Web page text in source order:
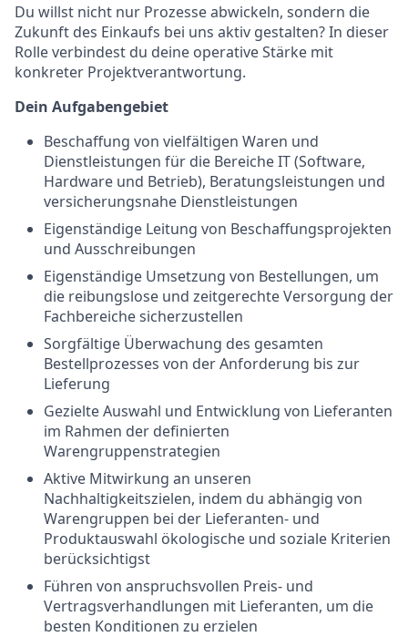
Du willst nicht nur Prozesse abwickeln, sondern die
Zukunft des Einkaufs bei uns aktiv gestalten? In dieser
Rolle verbindest du deine operative Stärke mit
konkreter Projektverantwortung.
Dein Aufgabengebiet
Beschaffung von vielfältigen Waren und
Dienstleistungen für die Bereiche IT (Software,
Hardware und Betrieb), Beratungsleistungen und
versicherungsnahe Dienstleistungen
Eigenständige Leitung von Beschaffungsprojekten
und Ausschreibungen
Eigenständige Umsetzung von Bestellungen, um
die reibungslose und zeitgerechte Versorgung der
Fachbereiche sicherzustellen
Sorgfältige Überwachung des gesamten
Bestellprozesses von der Anforderung bis zur
Lieferung
Gezielte Auswahl und Entwicklung von Lieferanten
im Rahmen der definierten
Warengruppenstrategien
Aktive Mitwirkung an unseren
Nachhaltigkeitszielen, indem du abhängig von
Warengruppen bei der Lieferanten- und
Produktauswahl ökologische und soziale Kriterien
berücksichtigst
Führen von anspruchsvollen Preis- und
Vertragsverhandlungen mit Lieferanten, um die
besten Konditionen zu erzielen